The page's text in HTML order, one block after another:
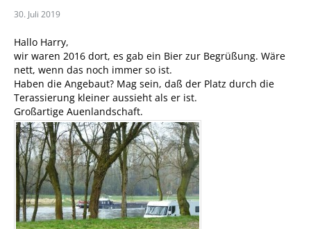
30. Juli 2019
Hallo Harry,
wir waren 2016 dort, es gab ein Bier zur Begrüßung. Wäre
nett, wenn das noch immer so ist.
Haben die Angebaut? Mag sein, daß der Platz durch die
Terassierung kleiner aussieht als er ist.
Großartige Auenlandschaft.